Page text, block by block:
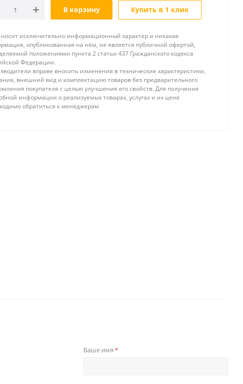
В корзину Купить в 1 клик
исключительно информационный характер и никакая
опубликованная на нём, не является публичной офертой,
положениями пункта 2 статьи 437 Гражданского кодекса
Федерации.
вправе вносить изменения в технические характеристики,
внешний вид и комплектацию товаров без предварительного
покупателя с целью улучшения его свойств. Для получения
информации о реализуемых товарах, услугах и их цене
обратиться к менеджерам
Ваше имя *